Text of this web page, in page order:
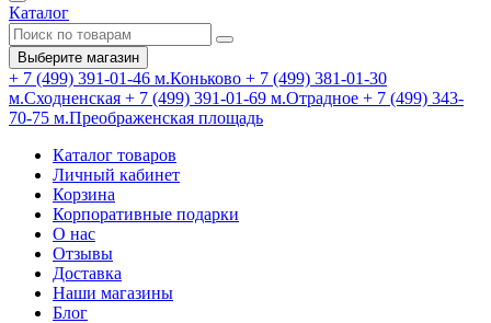
Каталог
Выберите магазин
+ 7 (499) 391-01-46 м.Коньково + 7 (499) 381-01-30
м.Сходненская + 7 (499) 391-01-69 м.Отрадное + 7 (499) 343-
70-75 м.Преображенская площадь
Каталог товаров
Личный кабинет
Корзина
Корпоративные подарки
О нас
Отзывы
Доставка
Наши магазины
Блог